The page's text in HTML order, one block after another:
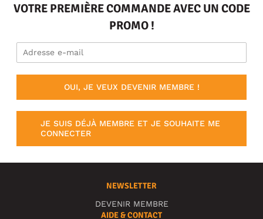
VOTRE PREMIÈRE COMMANDE AVEC UN CODE
PROMO !
OUI, JE VEUX DEVENIR MEMBRE !
JE SUIS DÉJÀ MEMBRE ET JE SOUHAITE ME
CONNECTER
NEWSLETTER
DEVENIR MEMBRE
AIDE & CONTACT